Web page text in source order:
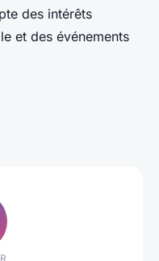
des intérêts
et des événements